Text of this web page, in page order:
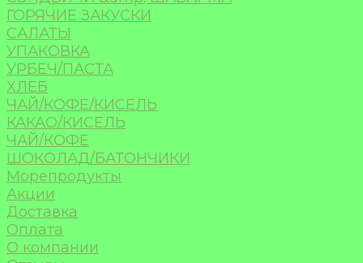
ГОРЯЧИЕ ЗАКУСКИ
САЛАТЫ
УПАКОВКА
УРБЕЧ/ПАСТА
ХЛЕБ
ЧАЙ/КОФЕ/КИСЕЛЬ
КАКАО/КИСЕЛЬ
ЧАЙ/КОФЕ
ШОКОЛАД/БАТОНЧИКИ
Морепродукты
Акции
Доставка
Оплата
О компании